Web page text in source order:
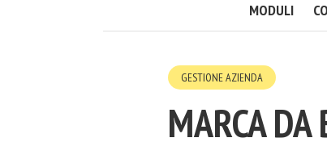
MODULI
GESTIONE AZIENDA
MARCA